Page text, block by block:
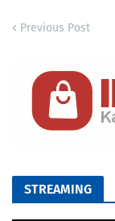
Previous Post
STREAMING